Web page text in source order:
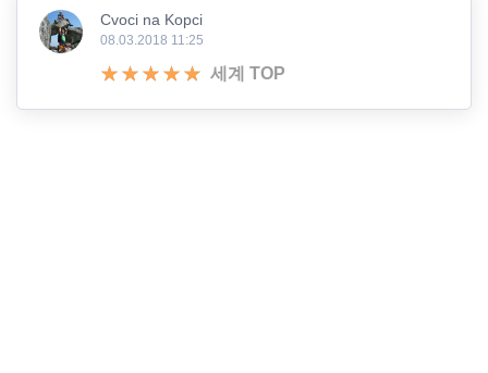
Cvoci na Kopci
08.03.2018 11:25
세계 TOP